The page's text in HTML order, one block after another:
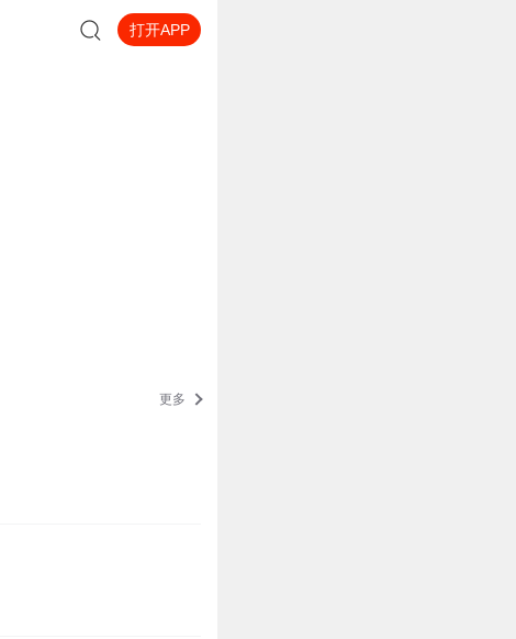
打开APP
更多